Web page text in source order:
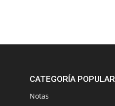
CATEGORÍA POPULAR
Notas